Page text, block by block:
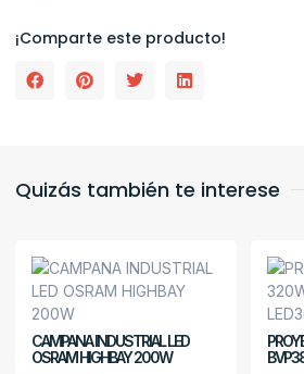
¡Comparte este producto!
Quizás también te interese
CAMPANA INDUSTRIAL LED
OSRAM HIGHBAY 200W